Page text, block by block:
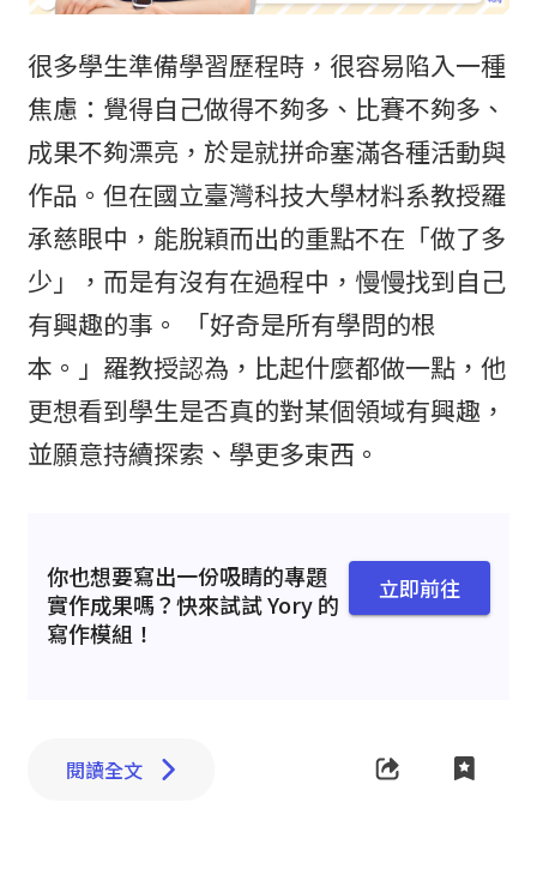
很多學生準備學習歷程時，很容易陷入一種
焦慮：覺得自己做得不夠多、比賽不夠多、
成果不夠漂亮，於是就拼命塞滿各種活動與
作品。但在國立臺灣科技大學材料系教授羅
承慈眼中，能脫穎而出的重點不在「做了多
少」，而是有沒有在過程中，慢慢找到自己
有興趣的事。 「好奇是所有學問的根
本。」羅教授認為，比起什麼都做一點，他
更想看到學生是否真的對某個領域有興趣，
並願意持續探索、學更多東西。
你也想要寫出一份吸睛的專題
實作成果嗎？快來試試 Yory 的
寫作模組！
立即前往
閱讀全文